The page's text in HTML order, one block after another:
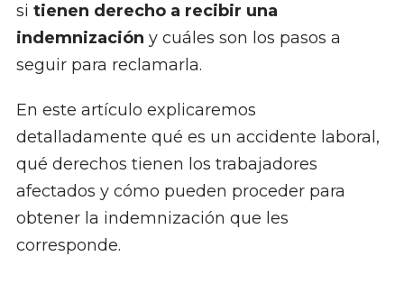
si tienen derecho a recibir una
indemnización y cuáles son los pasos a
seguir para reclamarla.
En este artículo explicaremos
detalladamente qué es un accidente laboral,
qué derechos tienen los trabajadores
afectados y cómo pueden proceder para
obtener la indemnización que les
corresponde.